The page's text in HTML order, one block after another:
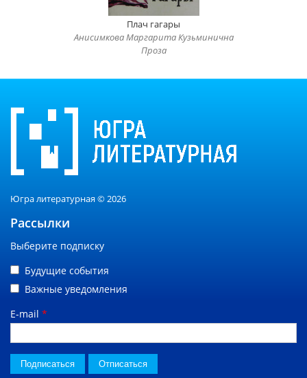
Плач гагары
Анисимкова Маргарита Кузьминична
Проза
Югра литературная © 2026
Рассылки
Выберите подписку
Будущие события
Важные уведомления
E-mail *